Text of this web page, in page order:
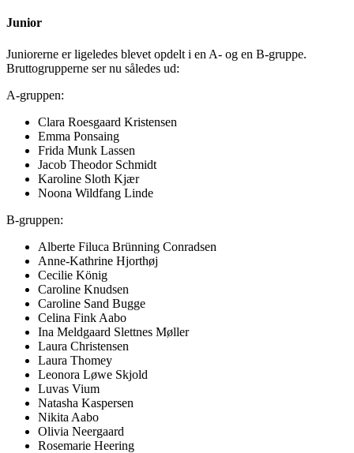
Junior
Juniorerne er ligeledes blevet opdelt i en A- og en B-gruppe.
Bruttogrupperne ser nu således ud:
A-gruppen:
Clara Roesgaard Kristensen
Emma Ponsaing
Frida Munk Lassen
Jacob Theodor Schmidt
Karoline Sloth Kjær
Noona Wildfang Linde
B-gruppen:
Alberte Filuca Brünning Conradsen
Anne-Kathrine Hjorthøj
Cecilie König
Caroline Knudsen
Caroline Sand Bugge
Celina Fink Aabo
Ina Meldgaard Slettnes Møller
Laura Christensen
Laura Thomey
Leonora Løwe Skjold
Luvas Vium
Natasha Kaspersen
Nikita Aabo
Olivia Neergaard
Rosemarie Heering